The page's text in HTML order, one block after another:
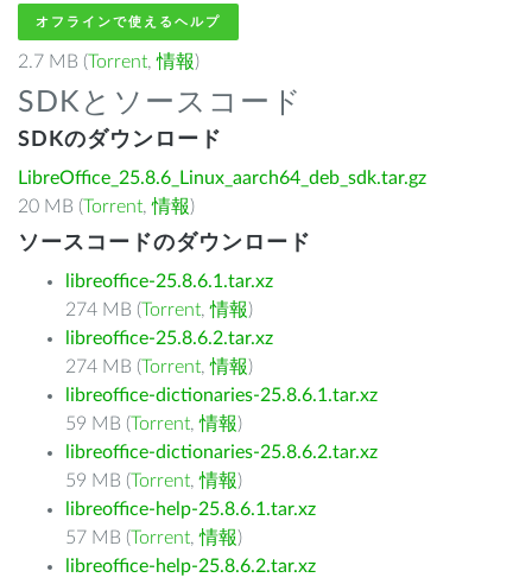
オフラインで使えるヘルプ
2.7 MB (Torrent,情報)
SDKとソースコード
SDKのダウンロード
LibreOffice_25.8.6_Linux_aarch64_deb_sdk.tar.gz
20 MB (Torrent,情報)
ソースコードのダウンロード
libreoffice-25.8.6.1.tar.xz
274 MB (Torrent,情報)
libreoffice-25.8.6.2.tar.xz
274 MB (Torrent,情報)
libreoffice-dictionaries-25.8.6.1.tar.xz
59 MB (Torrent,情報)
libreoffice-dictionaries-25.8.6.2.tar.xz
59 MB (Torrent,情報)
libreoffice-help-25.8.6.1.tar.xz
57 MB (Torrent,情報)
libreoffice-help-25.8.6.2.tar.xz